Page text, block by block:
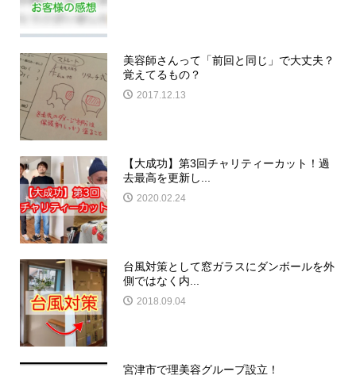
美容師さんって「前回と同じ」で大丈夫？
覚えてるもの？
2017.12.13
【大成功】第3回チャリティーカット！過
去最高を更新し...
2020.02.24
台風対策として窓ガラスにダンボールを外
側ではなく内...
2018.09.04
宮津市で理美容グループ設立！